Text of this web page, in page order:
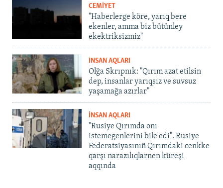
CEMİYET
"Haberlerge köre, yarıq bere
ekenler, amma biz bütünley
ekektriksizmiz"
İNSAN AQLARI
Olğa Skrıpnık: "Qırım azat etilsin
dep, insanlar yarıqsız ve suvsuz
yaşamağa azırlar"
İNSAN AQLARI
"Rusiye Qırımda onı
istemegenlerini bile edi". Rusiye
Federatsiyasınıñ Qırımdaki cenkke
qarşı narazılıqlarnen küreşi
aqqında